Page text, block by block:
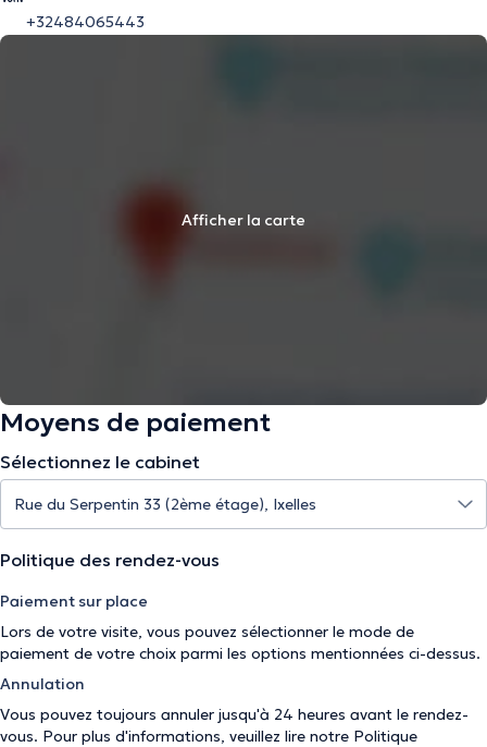
+32484065443
Afficher la carte
Moyens de paiement
Sélectionnez le cabinet
Politique des rendez-vous
Paiement sur place
Lors de votre visite, vous pouvez sélectionner le mode de
paiement de votre choix parmi les options mentionnées ci-dessus.
Annulation
Vous pouvez toujours annuler jusqu'à 24 heures avant le rendez-
vous. Pour plus d'informations, veuillez lire notre Politique